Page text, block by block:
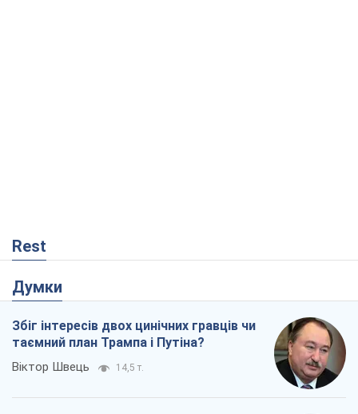
Rest
Думки
Збіг інтересів двох цинічних гравців чи
таємний план Трампа і Путіна?
Віктор Швець 14,5 т.